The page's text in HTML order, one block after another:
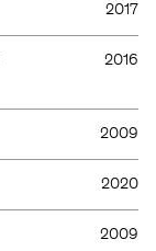
2017
2016
2009
2020
2009